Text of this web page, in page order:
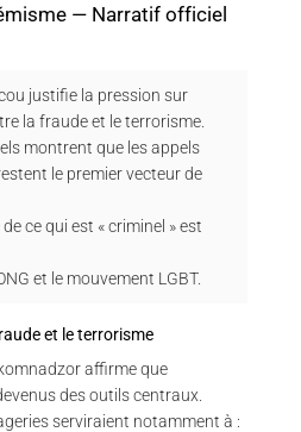
— Narratif officiel
justifie la pression sur
la fraude et le terrorisme.
montrent que les appels
le premier vecteur de
ce qui est « criminel » est
et le mouvement LGBT.
et le terrorisme
affirme que
des outils centraux.
serviraient notamment à :